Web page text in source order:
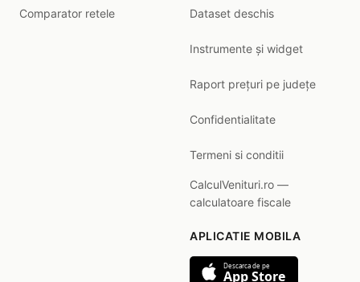
Comparator retele Dataset deschis
Instrumente și widget
Raport prețuri pe județe
Confidentialitate
Termeni si conditii
CalculVenituri.ro —
calculatoare fiscale
APLICATIE MOBILA
Descarca de pe
App Store